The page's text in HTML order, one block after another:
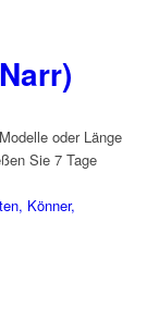
oder Länge
Sie 7 Tage
Könner,